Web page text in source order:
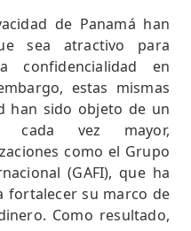
de Panamá han
sea atractivo para
confidencialidad en
estas mismas
han sido objeto de un
cada vez mayor,
como el Grupo
(GAFI), que ha
fortalecer su marco de
Como resultado,